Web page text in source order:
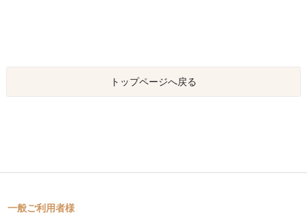
トップページへ戻る
一般ご利用者様